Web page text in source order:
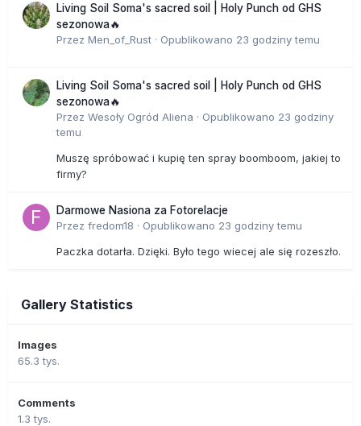
Living Soil Soma's sacred soil | Holy Punch od GHS
sezonowa🔥
Przez Men_of_Rust · Opublikowano 23 godziny temu
Living Soil Soma's sacred soil | Holy Punch od GHS
sezonowa🔥
Przez Wesoły Ogród Aliena · Opublikowano 23 godziny
temu
Muszę spróbować i kupię ten spray boomboom, jakiej to
firmy?
Darmowe Nasiona za Fotorelacje
Przez fredom18 · Opublikowano 23 godziny temu
Paczka dotarła. Dzięki. Było tego wiecej ale się rozeszło.
Gallery Statistics
Images
65.3 tys.
Comments
1.3 tys.